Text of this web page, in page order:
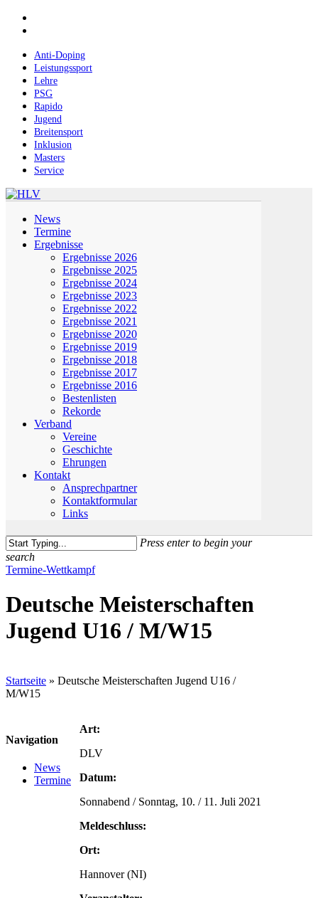
Skip
contentAnti-Doping
Leistungssport
Lehre
PSG
Rapido
Jugend
Breitensport
Inklusion
Masters
Service
News
Termine
Ergebnisse
Ergebnisse 2026
Ergebnisse 2025
Ergebnisse 2024
Ergebnisse 2023
Ergebnisse 2022
Ergebnisse 2021
Ergebnisse 2020
Ergebnisse 2019
Ergebnisse 2018
Ergebnisse 2017
Ergebnisse 2016
Bestenlisten
Rekorde
Verband
Vereine
Geschichte
Ehrungen
Kontakt
Ansprechpartner
Kontaktformular
Links
Press enter to begin your
search
Close
Termine-Wettkampf
Deutsche Meisterschaften
Jugend U16 / M/W15
Startseite » Deutsche Meisterschaften Jugend U16 /
M/W15
Art:
DLV
Datum:
Sonnabend / Sonntag, 10. / 11. Juli 2021
Meldeschluss:
Ort:
Hannover (NI)
Navigation
News
Termine